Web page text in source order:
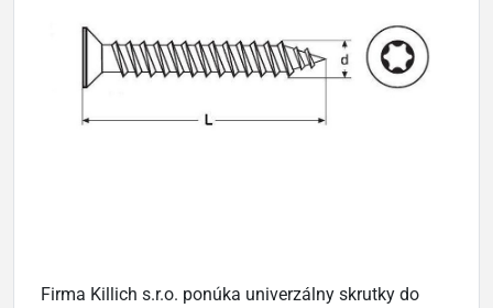
Firma Killich s.r.o. ponúka univerzálny skrutky do